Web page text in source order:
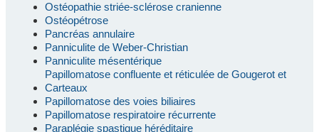
Ostéopathie striée-sclérose cranienne
Ostéopétrose
Pancréas annulaire
Panniculite de Weber-Christian
Panniculite mésentérique
Papillomatose confluente et réticulée de Gougerot et
Carteaux
Papillomatose des voies biliaires
Papillomatose respiratoire récurrente
Paraplégie spastique héréditaire